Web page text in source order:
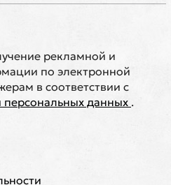
рекламной и
по электронной
в соответствии с
данных .